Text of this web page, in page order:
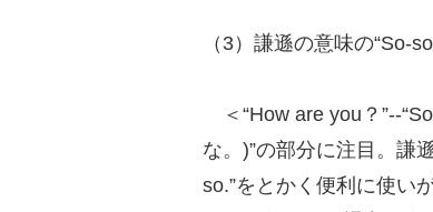
（3）謙遜の意味の“So-
＜“How are you？”--
な。)”の部分に注目。謙
so.”をとかく便利に使い